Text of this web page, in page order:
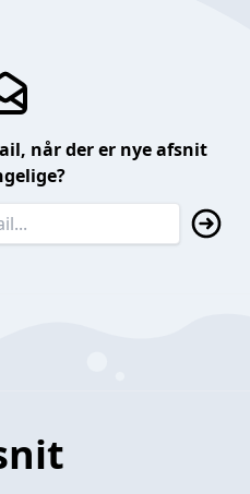
når der er nye afsnit